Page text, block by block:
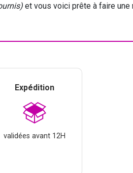
et vous voici prête à faire une
Expédition
validées avant 12H